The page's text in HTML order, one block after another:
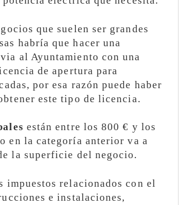
que suelen ser grandes
habría que hacer una
al Ayuntamiento con una
de apertura para
por esa razón puede haber
este tipo de licencia.
están entre los 800 € y los
en la categoría anterior va a
la superficie del negocio.
impuestos relacionados con el
e instalaciones,